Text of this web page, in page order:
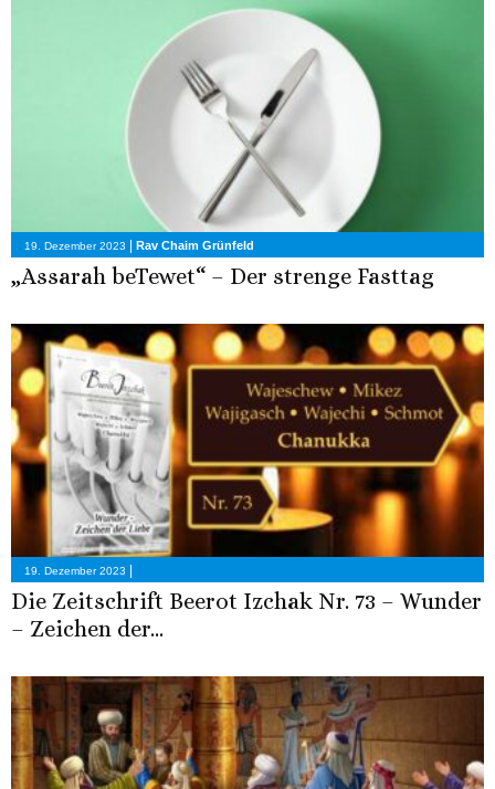
19. Dezember 2023 | Rav Chaim Grünfeld
„Assarah beTewet“ – Der strenge Fasttag
19. Dezember 2023
Die Zeitschrift Beerot Izchak Nr. 73 – Wunder
– Zeichen der...